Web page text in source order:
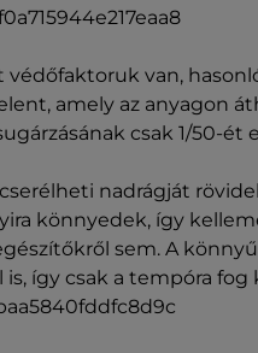
védőfaktoruk van,
amely az anyagon
csak 1/50-ét
nadrágját
könnyedek, így
sem. A
így csak a tempóra fog